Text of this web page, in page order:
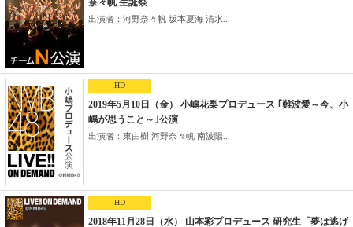
奈々帆 生誕祭
出演者：河野奈々帆 坂本夏海 清水...
HD
2019年5月10日（金） 小嶋花梨プロデュース ｢難波愛～今、小
嶋が思うこと～｣公演
出演者：東由樹 河野奈々帆 南波陽...
HD
2018年11月28日（水） 山本彩プロデュース 研究生「夢は逃げ